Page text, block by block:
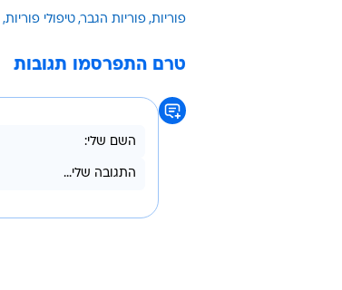
פוריות פוריות הגבר טיפולי פוריות
טרם התפרסמו תגובות